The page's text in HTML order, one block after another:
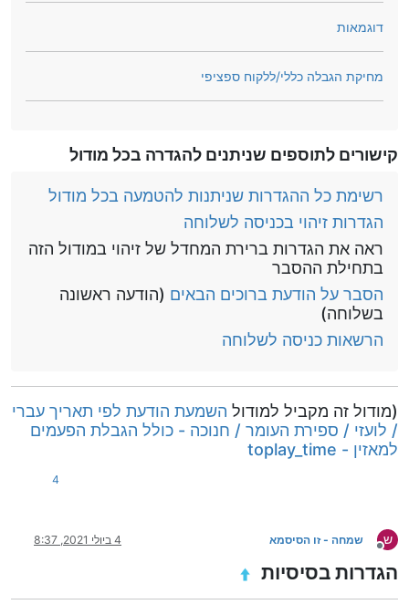
דוגמאות
מחיקת הגבלה כללי/ללקוח ספציפי
קישורים לתוספים שניתנים להגדרה בכל מודול
רשימת כל ההגדרות שניתנות להטמעה בכל מודול
הגדרות זיהוי בכניסה לשלוחה
ראה את הגדרות ברירת המחדל של זיהוי במודול הזה
בתחילת ההסבר
הסבר על הודעת ברוכים הבאים (הודעה ראשונה
בשלוחה)
הרשאות כניסה לשלוחה
(מודול זה מקביל למודול השמעת הודעת לפי תאריך עברי
/ לועזי / ספירת העומר / חנוכה - כולל הגבלת הפעמים
למאזין - toplay_time
4
ש
מנותק
שמחה - זו הסיסמא 4 ביולי 2021, 8:37
הגדרות בסיסיות